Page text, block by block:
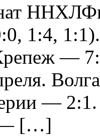
1:4, 1:1).
—
— 2:1.
— […]